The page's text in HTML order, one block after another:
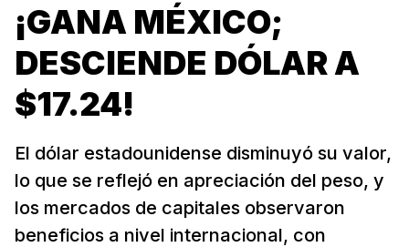
¡GANA MÉXICO;
DESCIENDE DÓLAR A
$17.24!
El dólar estadounidense disminuyó su valor,
lo que se reflejó en apreciación del peso, y
los mercados de capitales observaron
beneficios a nivel internacional, con